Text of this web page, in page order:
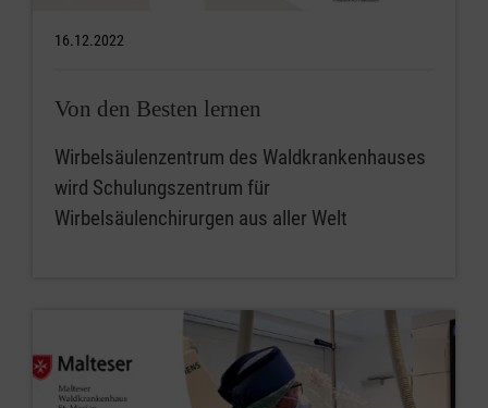
16.12.2022
Von den Besten lernen
Wirbelsäulenzentrum des Waldkrankenhauses
wird Schulungszentrum für
Wirbelsäulenchirurgen aus aller Welt